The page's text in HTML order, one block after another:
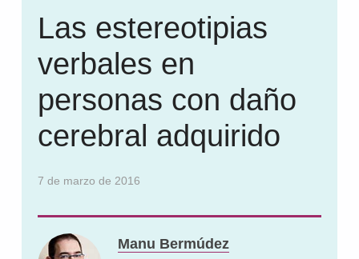
Las estereotipias
verbales en
personas con daño
cerebral adquirido
7 de marzo de 2016
Manu Bermúdez